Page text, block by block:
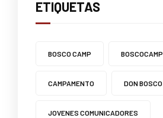
ETIQUETAS
BOSCO CAMP BOSCOCAMP
CAMPAMENTO DON BOSCO
JOVENES COMUNICADORES